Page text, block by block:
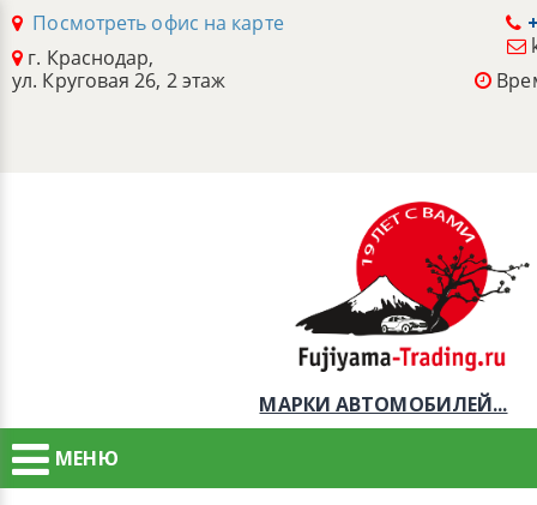
Посмотреть офис на карте
г. Краснодар,
ул. Круговая 26, 2 этаж
МАРКИ АВТОМОБИЛЕЙ...
МЕНЮ